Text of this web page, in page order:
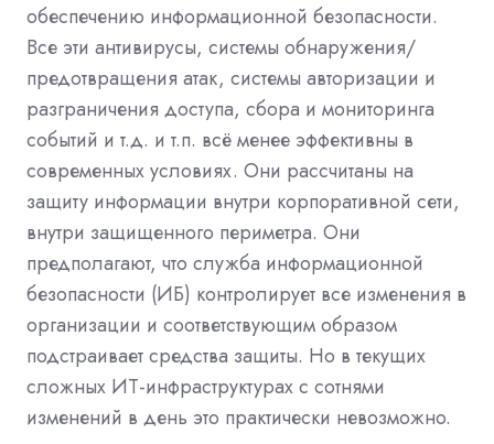
обеспечению информационной безопасности.
Все эти антивирусы, системы обнаружения/
предотвращения атак, системы авторизации и
разграничения доступа, сбора и мониторинга
событий и т.д. и т.п. всё менее эффективны в
современных условиях. Они рассчитаны на
защиту информации внутри корпоративной сети,
внутри защищенного периметра. Они
предполагают, что служба информационной
безопасности (ИБ) контролирует все изменения в
организации и соответствующим образом
подстраивает средства защиты. Но в текущих
сложных ИТ-инфраструктурах с сотнями
изменений в день это практически невозможно.